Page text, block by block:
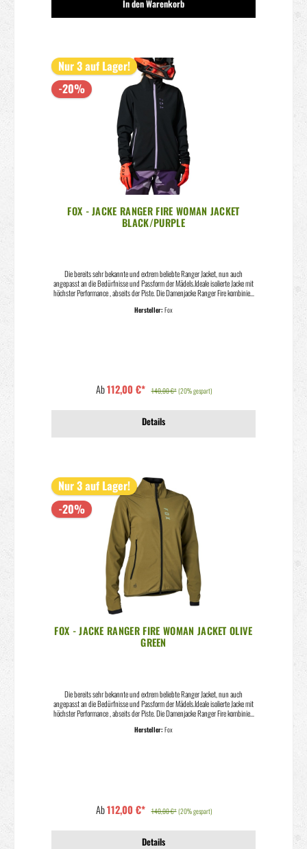
In den Warenkorb
Nur 3 auf Lager!
-20%
FOX - JACKE RANGER FIRE WOMAN JACKET
BLACK/PURPLE
Die bereits sehr bekannte und extrem beliebte Ranger Jacket, nun auch
angepasst an die Bedürfnisse und Passform der Mädels.Ideale isolierte Jacke mit
höchster Performance , abseits der Piste. Die Damenjacke Ranger Fire kombiniert
robustem Außengewebe aus Polyester. Die ergonomisch angeordneten
Saum für MTB-spezifische Abdeckung Länge (ab Schulterspitze): 74 cm (Größe
2021 Farbe : Black/Purple
Hersteller: Fox
Ab112,00 €* 140,00 €*(20% gespart)
Details
Nur 3 auf Lager!
-20%
FOX - JACKE RANGER FIRE WOMAN JACKET OLIVE
GREEN
Die bereits sehr bekannte und extrem beliebte Ranger Jacket, nun auch
angepasst an die Bedürfnisse und Passform der Mädels.Ideale isolierte Jacke mit
höchster Performance , abseits der Piste. Die Damenjacke Ranger Fire kombiniert
robustem Außengewebe aus Polyester. Die ergonomisch angeordneten
Saum für MTB-spezifische Abdeckung Länge (ab Schulterspitze): 74 cm (Größe
2021 Farbe : Olive Green
Hersteller: Fox
Ab112,00 €* 140,00 €*(20% gespart)
Details